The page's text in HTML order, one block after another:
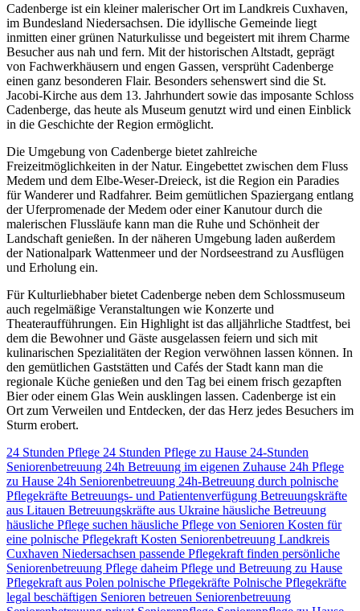
Cadenberge ist ein kleiner malerischer Ort im Landkreis Cuxhaven,
im Bundesland Niedersachsen. Die idyllische Gemeinde liegt
inmitten einer grünen Naturkulisse und begeistert mit ihrem Charme
Besucher aus nah und fern. Mit der historischen Altstadt, geprägt
von Fachwerkhäusern und engen Gassen, versprüht Cadenberge
einen ganz besonderen Flair. Besonders sehenswert sind die St.
Jacobi-Kirche aus dem 13. Jahrhundert sowie das imposante Schloss
Cadenberge, das heute als Museum genutzt wird und einen Einblick
in die Geschichte der Region ermöglicht.
Die Umgebung von Cadenberge bietet zahlreiche
Freizeitmöglichkeiten in der Natur. Eingebettet zwischen dem Fluss
Medem und dem Elbe-Weser-Dreieck, ist die Region ein Paradies
für Wanderer und Radfahrer. Beim gemütlichen Spaziergang entlang
der Uferpromenade der Medem oder einer Kanutour durch die
malerischen Flussläufe kann man die Ruhe und Schönheit der
Landschaft genießen. In der näheren Umgebung laden außerdem
der Nationalpark Wattenmeer und der Nordseestrand zu Ausflügen
und Erholung ein.
Für Kulturliebhaber bietet Cadenberge neben dem Schlossmuseum
auch regelmäßige Veranstaltungen wie Konzerte und
Theateraufführungen. Ein Highlight ist das alljährliche Stadtfest, bei
dem die Bewohner und Gäste ausgelassen feiern und sich mit
kulinarischen Spezialitäten der Region verwöhnen lassen können. In
den gemütlichen Gaststätten und Cafés der Stadt kann man die
regionale Küche genießen und den Tag bei einem frisch gezapften
Bier oder einem Glas Wein ausklingen lassen. Cadenberge ist ein
Ort zum Verweilen und Entdecken, der das Herz jedes Besuchers im
Sturm erobert.
24 Stunden Pflege 24 Stunden Pflege zu Hause 24-Stunden
Seniorenbetreuung 24h Betreuung im eigenen Zuhause 24h Pflege
zu Hause 24h Seniorenbetreuung 24h-Betreuung durch polnische
Pflegekräfte Betreuungs- und Patientenverfügung Betreuungskräfte
aus Litauen Betreuungskräfte aus Ukraine häusliche Betreuung
häusliche Pflege suchen häusliche Pflege von Senioren Kosten für
eine polnische Pflegekraft Kosten Seniorenbetreuung Landkreis
Cuxhaven Niedersachsen passende Pflegekraft finden persönliche
Seniorenbetreuung Pflege daheim Pflege und Betreuung zu Hause
Pflegekraft aus Polen polnische Pflegekräfte Polnische Pflegekräfte
legal beschäftigen Senioren betreuen Seniorenbetreuung